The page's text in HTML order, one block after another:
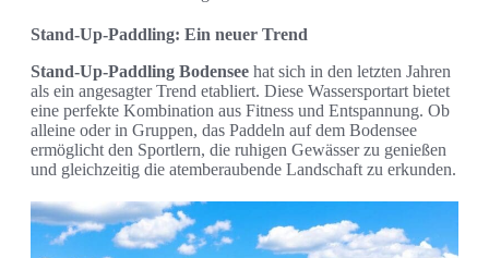
Stand-Up-Paddling: Ein neuer Trend
Stand-Up-Paddling Bodensee hat sich in den letzten Jahren
als ein angesagter Trend etabliert. Diese Wassersportart bietet
eine perfekte Kombination aus Fitness und Entspannung. Ob
alleine oder in Gruppen, das Paddeln auf dem Bodensee
ermöglicht den Sportlern, die ruhigen Gewässer zu genießen
und gleichzeitig die atemberaubende Landschaft zu erkunden.